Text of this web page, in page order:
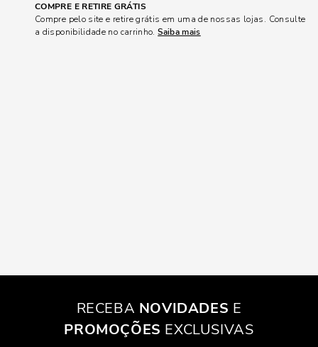
COMPRE E RETIRE GRÁTIS
Compre pelo site e retire grátis em uma de nossas lojas. Consulte
a disponibilidade no carrinho.Saiba mais
RECEBA NOVIDADES E
PROMOÇÕES EXCLUSIVAS